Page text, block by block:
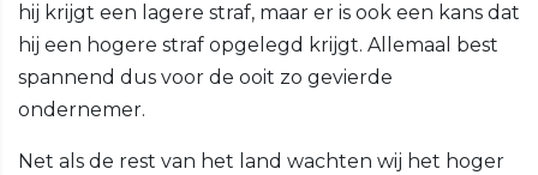
hij krijgt een lagere straf, maar er is ook een kans dat
hij een hogere straf opgelegd krijgt. Allemaal best
spannend dus voor de ooit zo gevierde
ondernemer.
Net als de rest van het land wachten wij het hoger